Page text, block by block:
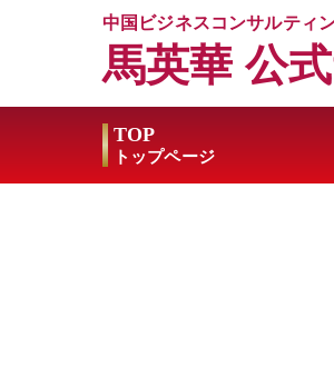
中国ビジネスコンサルティ
馬英華 公
TOP
トップページ